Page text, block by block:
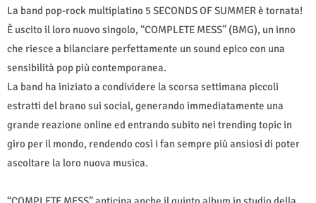
La band pop-rock multiplatino 5 SECONDS OF SUMMER è tornata!
È uscito il loro nuovo singolo, “COMPLETE MESS” (BMG), un inno
che riesce a bilanciare perfettamente un sound epico con una
sensibilità pop più contemporanea.
La band ha iniziato a condividere la scorsa settimana piccoli
estratti del brano sui social, generando immediatamente una
grande reazione online ed entrando subito nei trending topic in
giro per il mondo, rendendo così i fan sempre più ansiosi di poter
ascoltare la loro nuova musica.